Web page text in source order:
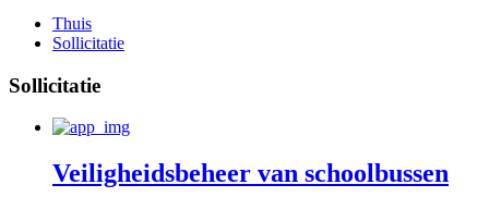
Thuis
Sollicitatie
Sollicitatie
Veiligheidsbeheer van schoolbussen